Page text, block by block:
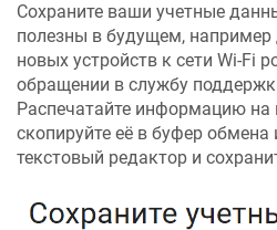
Сохраните ваши учетные
полезны в будущем,
новых устройств к сети Wi-Fi
обращении в службу
Распечатайте информацию на
скопируйте её в буфер обмена
текстовый редактор и